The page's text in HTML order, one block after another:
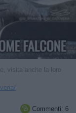
visita anche la loro
 Commenti: 6